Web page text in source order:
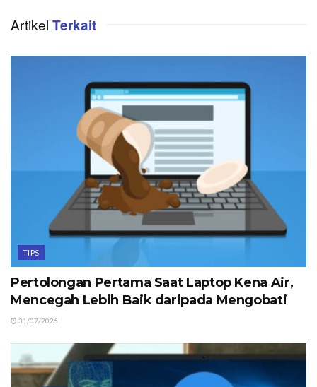
Artikel Terkait
TIPS
Pertolongan Pertama Saat Laptop Kena Air,
Mencegah Lebih Baik daripada Mengobati
31/07/2026